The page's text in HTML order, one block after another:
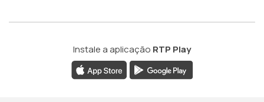
Instale a aplicação RTP Play